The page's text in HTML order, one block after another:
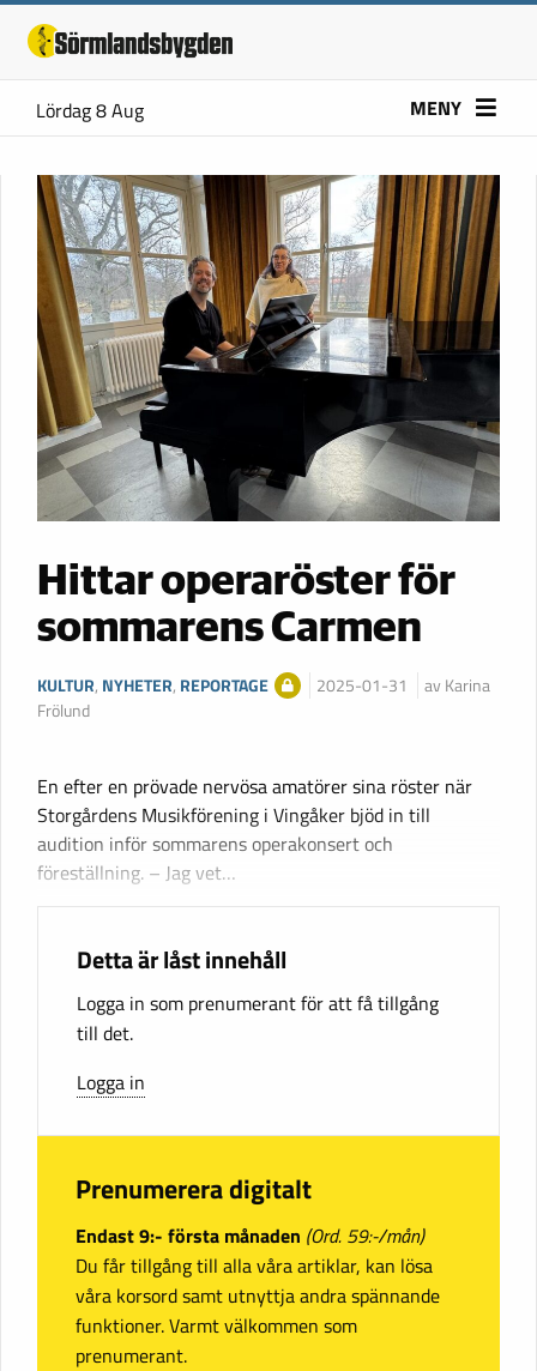
Lördag 8 Aug MENY
Hittar operaröster för
sommarens Carmen
KULTUR, NYHETER, REPORTAGE 2025-01-31
av Karina
Frölund
En efter en prövade nervösa amatörer sina röster när
Storgårdens Musikförening i Vingåker bjöd in till
audition inför sommarens operakonsert och
föreställning. – Jag vet…
Detta är låst innehåll
Logga in som prenumerant för att få tillgång
till det.
Logga in
Prenumerera digitalt
Endast 9:- första månaden (Ord. 59:-/mån)
Du får tillgång till alla våra artiklar, kan lösa
våra korsord samt utnyttja andra spännande
funktioner. Varmt välkommen som
prenumerant.